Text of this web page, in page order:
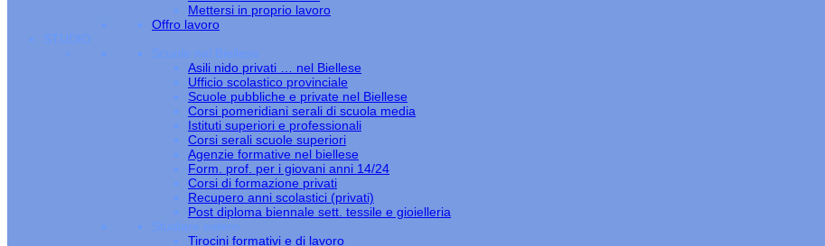
Mettersi in proprio lavoro
Offro lavoro
STUDIO
Scuole nel Biellese
Asili nido privati … nel Biellese
Ufficio scolastico provinciale
Scuole pubbliche e private nel Biellese
Corsi pomeridiani serali di scuola media
Istituti superiori e professionali
Corsi serali scuole superiori
Agenzie formative nel biellese
Form. prof. per i giovani anni 14/24
Corsi di formazione privati
Recupero anni scolastici (privati)
Post diploma biennale sett. tessile e gioielleria
Studiare estero
Tirocini formativi e di lavoro